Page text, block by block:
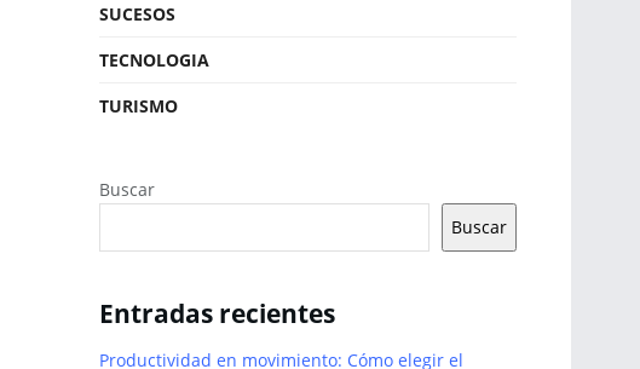
SUCESOS
TECNOLOGIA
TURISMO
Buscar
Buscar
Entradas recientes
Productividad en movimiento: Cómo elegir el